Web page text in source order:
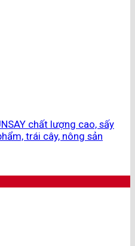
chất lượng cao, sấy
trái cây, nông sản